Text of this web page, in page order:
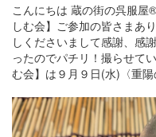
こんにちは 蔵の街の呉服屋
しむ会】ご参加の皆さまあ
しくださいまして感謝、感
ったのでパチリ！撮らせて
む会】は９月９日(水)〈重